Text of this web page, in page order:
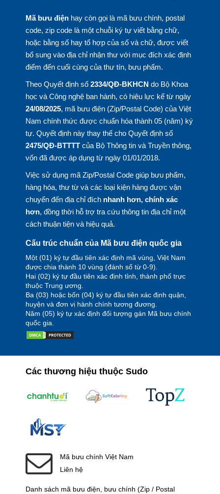
Mã bưu điệnhay còn gọi là mã bưu chính, postal
code, zip code là một chuỗi ký tự viết bằng chữ,
hoặc bằng số hay tổ hợp của số và chữ, được viết
bổ sung vào địa chỉ nhận thư với mục đích xác định
điểm đến cuối cùng của thư tín, bưu phẩm.
Theo Quyết định số 2334/QĐ-BKHCN do Bộ Khoa
học và Công nghệ ban hành, có hiệu lực kể từ ngày
24/08/2025, mã bưu điện (Zip/Postal Code) của Việt
Nam chính thức được chuẩn hóa thành 05 (năm) ký
tự. Quyết định này thay thế cho Quyết định số
2475/QĐ-BTTTTcủa Bộ Thông tin và Truyền thông,
vốn đã được áp dụng từ ngày 01/01/2018.
Việc sử dụng mã Zip/Postal Code giúp bưu phẩm,
hàng hóa, thư từ và các loại kiện hàng được vận
chuyển đến địa chỉ đích nhanh hơn, chính xác
hơn, đồng thời hỗ trợ tra cứu thông tin địa chỉ một
cách thuận tiện và hiệu quả.
Cấu trúc chuẩn của Mã bưu điện quốc gia
Một (01) ký tự đầu tiên xác định mã vùng, Việt Nam
được chia thành 10 vùng (đánh số từ 0-9).
Hai (02) ký tự đầu tiên xác định tỉnh, thành phố trực
thuộc Trung ương.
Ba (03) hoặc bốn (04) ký tự đầu tiên xác định quận,
huyện và đơn vị hành chính tương đương.
Năm (05) ký tự xác định đối tượng gán Mã bưu chính
quốc gia.
Các thương hiệu thuộc Sudo
Mã bưu chính Việt Nam
Liên hệ
Danh sách mã bưu điện, bưu chính (Zip / Postal